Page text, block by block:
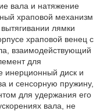
вала и натяжение
храповой механизм
лямки
храповой венец с
взаимодействующий
для
инерционный диск и
и сенсорную пружину,
для удержания его
вала, не